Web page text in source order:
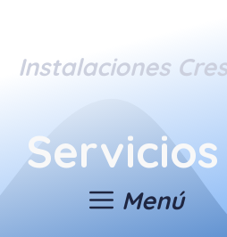
Instalaciones
Menú
Servicios